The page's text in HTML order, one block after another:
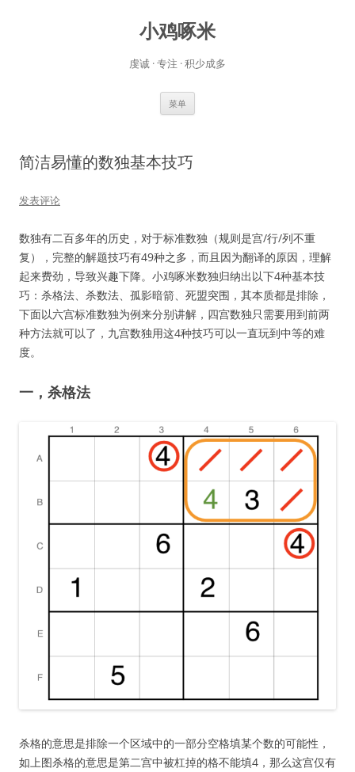
小鸡啄米
虔诚 · 专注 · 积少成多
菜单
简洁易懂的数独基本技巧
发表评论
数独有二百多年的历史，对于标准数独（规则是宫/行/列不重
复），完整的解题技巧有49种之多，而且因为翻译的原因，理解
起来费劲，导致兴趣下降。小鸡啄米数独归纳出以下4种基本技
巧：杀格法、杀数法、孤影暗箭、死盟突围，其本质都是排除，
下面以六宫标准数独为例来分别讲解，四宫数独只需要用到前两
种方法就可以了，九宫数独用这4种技巧可以一直玩到中等的难
度。
一，杀格法
杀格的意思是排除一个区域中的一部分空格填某个数的可能性，
如上图杀格的意思是第二宫中被杠掉的格不能填4，那么这宫仅有